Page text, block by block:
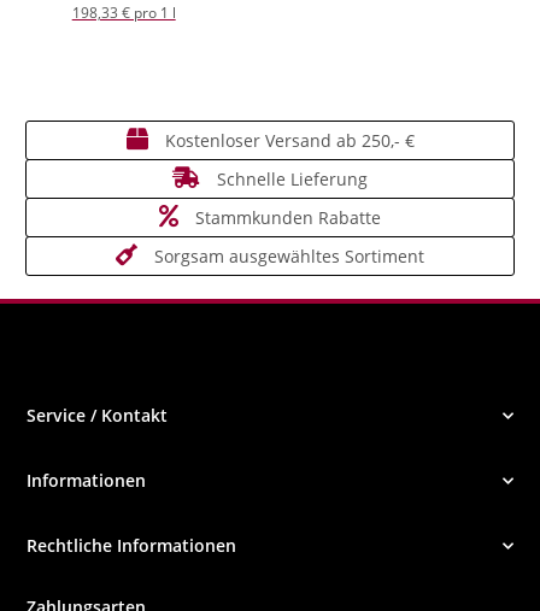
198,33 € pro 1 l
Kostenloser Versand ab 250,- €
Schnelle Lieferung
Stammkunden Rabatte
Sorgsam ausgewähltes Sortiment
Service / Kontakt
Informationen
Rechtliche Informationen